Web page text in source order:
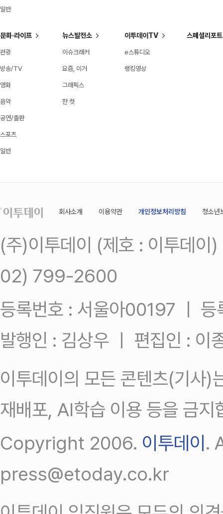
일반
문화·라이프
관광
방송/TV
영화
음악
공연/출판
스포츠
일반
뉴스발전소
이슈크래커
요즘, 이거
그래픽스
한 컷
이투데이TV
e스튜디오
랭킹영상
스페셜리포트
회사소개 이용약관 개인정보처리방침 청소년
(주)이투데이 (제호 : 이투데
02) 799-2600
등록번호 : 서울아00197 ㅣ
발행인 : 김상우 ㅣ 편집인 : 이
이투데이의 모든 콘텐츠(기사)
재배포, AI학습 이용 등을 금지
Copyright 2006. 이투데이 .
press@etoday.co.kr